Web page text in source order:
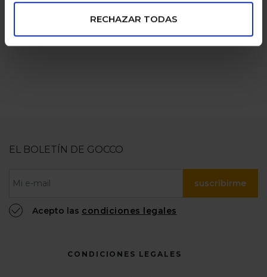
RECHAZAR TODAS
pagos seguros
familias
numerosas
EL BOLETÍN DE GOCCO
suscribirme
Acepto las condiciones legales
CONDICIONES LEGALES